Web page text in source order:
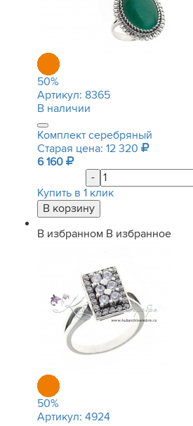
50%
Артикул: 8365
В наличии
Комплект серебряный
Старая цена: 12 320
6 160
-
Купить в 1 клик
В избранном В избранное
50%
Артикул: 4924